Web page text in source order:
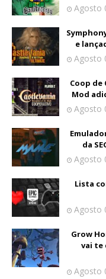
Agosto
e
Agosto
Coop
Mod
Agosto
da
Agosto
Lista
Agosto
Grow
vai te
Agosto